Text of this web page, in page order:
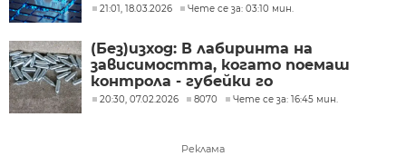
21:01, 18.03.2026 Чете се за: 03:10 мин.
(Без)изход: В лабиринта на
зависимостта, когато поемаш
контрола - губейки го
20:30, 07.02.2026 8070 Чете се за: 16:45 мин.
Реклама